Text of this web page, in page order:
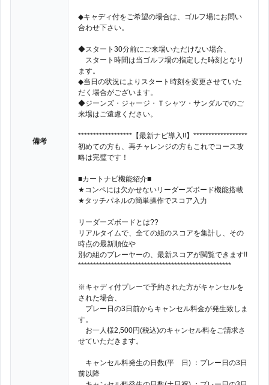
備考
◆キャディ付をご希望の場合は、ゴルフ場にお問い
合わせ下さい。
◆スタート30分前にご来場いただけない場合、
スタート時間は当ゴルフ場の指定した時刻となり
ます。
◆当日の状況によりスタート時刻を変更させていた
だく場合がございます。
◆ジーンズ・ジャージ・Ｔシャツ・サンダルでのご
来場はご遠慮ください。
******************【最新ナビ導入!!】******************
初めての方も、再チャレンジの方もこれでコース攻
略は完璧です！
■カートナビ機能紹介■
★コンペには欠かせないリーダーズボード機能搭載
★タッチパネルの簡単操作でスコア入力
リーダーズボードとは??
リアルタイムで、全ての組のスコアを集計し、その
時点の最新順位や
別の組のプレーヤーの、最新スコアが閲覧できます!!
***************************************************
※キャディ付プレーで予約された方がキャンセルを
された場合、
プレー日の3日前からキャンセル料金が発生致しま
す。
お一人様2,500円(税込)のキャンセル料をご請求さ
せていただきます。
キャンセル料発生の日数(平 日) ：プレー日の3日
前以降